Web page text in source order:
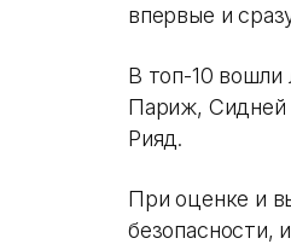
впервые и
В топ-10
Париж, Сидней
Рияд.
При оценке и
безопасности,